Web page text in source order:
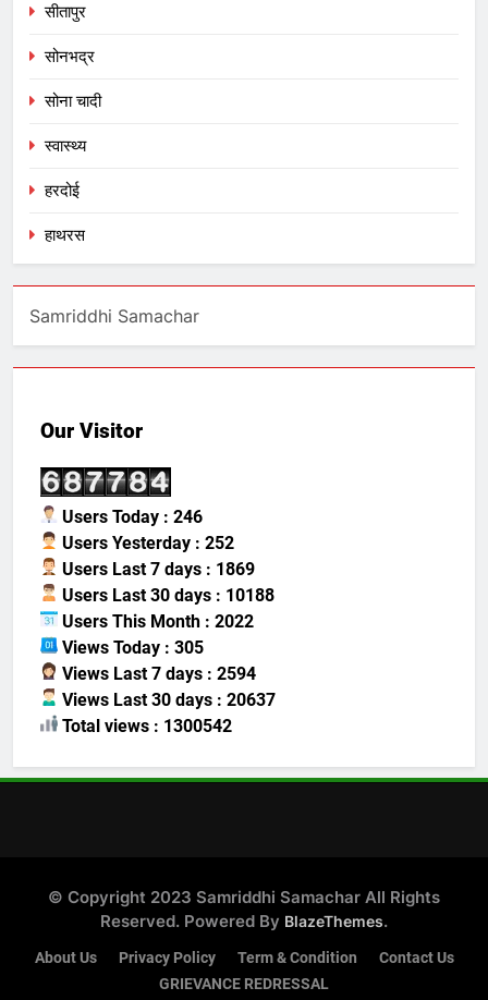
सीतापुर
सोनभद्र
सोना चादी
स्वास्थ्य
हरदोई
हाथरस
Samriddhi Samachar
Our Visitor
Users Today : 246
Users Yesterday : 252
Users Last 7 days : 1869
Users Last 30 days : 10188
Users This Month : 2022
Views Today : 305
Views Last 7 days : 2594
Views Last 30 days : 20637
Total views : 1300542
© Copyright 2023 Samriddhi Samachar All Rights
Reserved. Powered By BlazeThemes.
About Us Privacy Policy Term & Condition
Contact Us
GRIEVANCE REDRESSAL